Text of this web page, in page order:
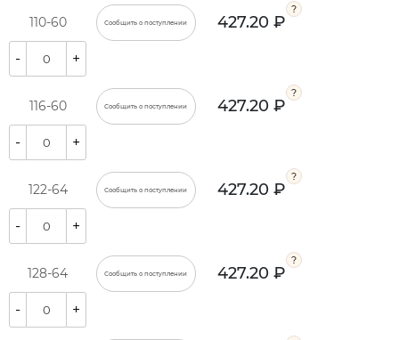
110-60 Сообщить о поступлении 427.20 ₽
- +
116-60 Сообщить о поступлении 427.20 ₽
- +
122-64 Сообщить о поступлении 427.20 ₽
- +
128-64 Сообщить о поступлении 427.20 ₽
- +